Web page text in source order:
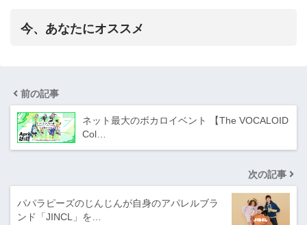
今、あなたにオススメ
前の記事
ネット最大のボカロイベント 【The VOCALOID
Col…
次の記事
パパラピーズのじんじんが自身のアパレルブラ
ンド「JINCL」を…